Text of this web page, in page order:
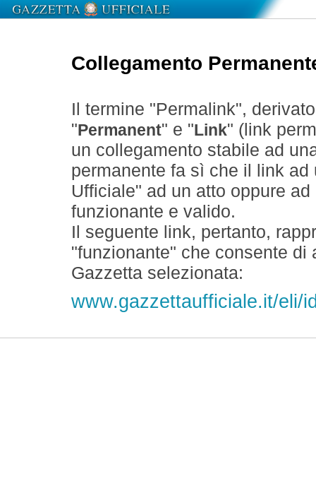
Collegamento
Il termine "Permalink",
" Permanent" e " Link" (link
un collegamento stabile ad
permanente fa sì che il link
Ufficiale" ad un atto oppure
funzionante e valido.
Il seguente link, pertanto,
"funzionante" che consente
Gazzetta selezionata:
www.gazzettaufficiale.it/eli/